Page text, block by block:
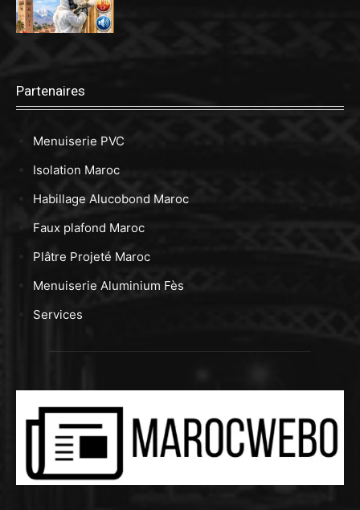
Partenaires
Menuiserie PVC
Isolation Maroc
Habillage Alucobond Maroc
Faux plafond Maroc
Plâtre Projeté Maroc
Menuiserie Aluminium Fès
Services